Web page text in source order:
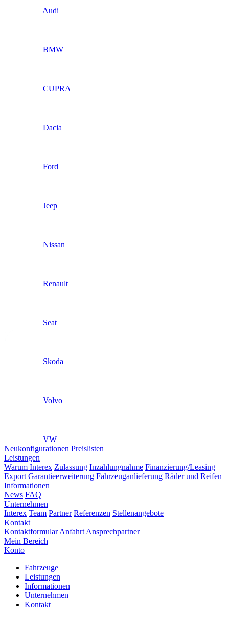
Audi
BMW
CUPRA
Dacia
Ford
Jeep
Nissan
Renault
Seat
Skoda
Volvo
VW
Neukonfigurationen Preislisten
Leistungen
Warum Interex Zulassung Inzahlungnahme Finanzierung/Leasing
Export Garantieerweiterung Fahrzeuganlieferung Räder und Reifen
Informationen
News FAQ
Unternehmen
Interex Team Partner Referenzen Stellenangebote
Kontakt
Kontaktformular Anfahrt Ansprechpartner
Mein Bereich
Konto
Fahrzeuge
Leistungen
Informationen
Unternehmen
Kontakt